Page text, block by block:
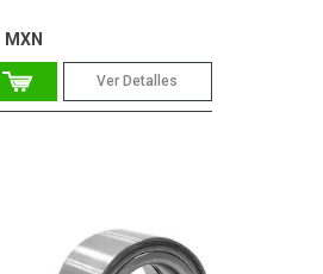
MXN
Ver Detalles